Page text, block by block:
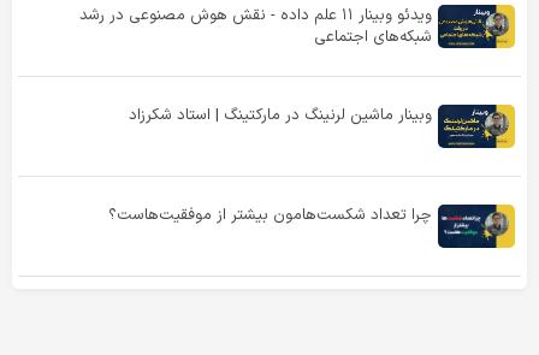
ویدئو وبینار ۱۱ علم داده - نقش هوش مصنوعی در رشد
شبکه‌های اجتماعی
وبینار ماشین لرنینگ در مارکتینگ | استاد شکرزاد
چرا تعداد شکست‌هامون بیشتر از موفقیت‌هاست؟